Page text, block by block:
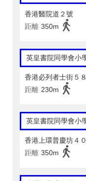
香港醫院道２號
距離 350m
英皇書院同學會小
香港必列者士街５
距離 230m
英皇書院同學會小
香港上環普慶坊４
距離 350m